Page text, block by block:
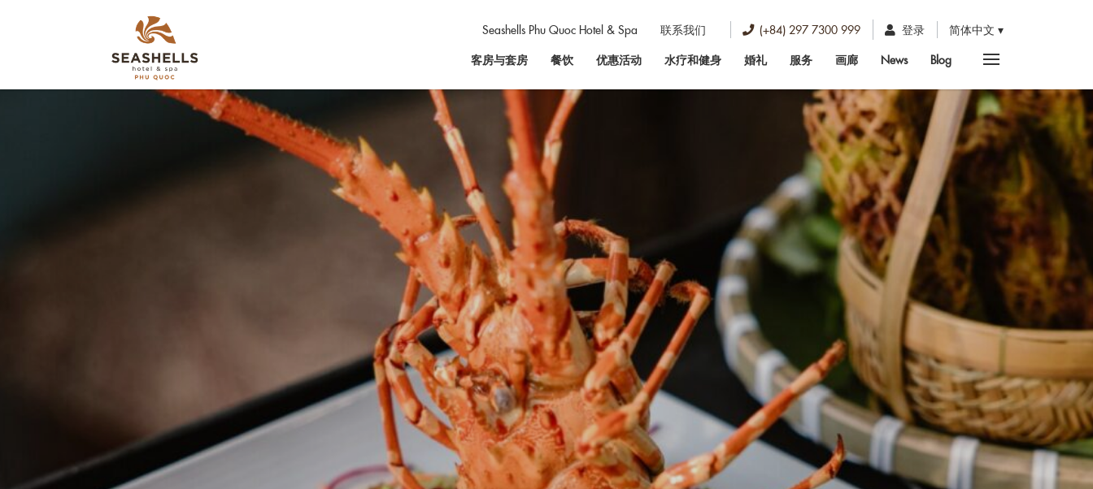
Seashells Phu Quoc Hotel & Spa 联系我们 (+84) 297 7300 999 登录
简体中文
客房与套房
餐饮 优惠活动 水疗和健身 婚礼 服务 画廊 News Blog